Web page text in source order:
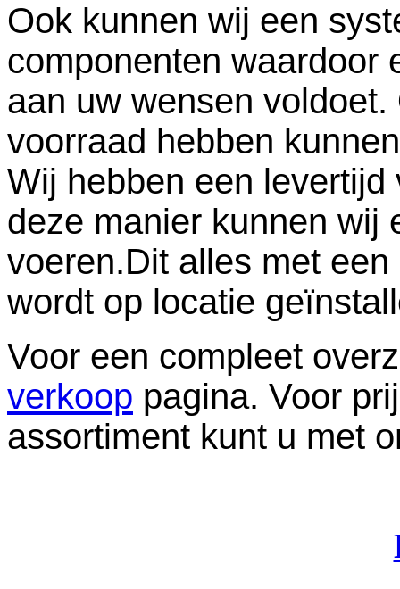
Ook kunnen wij een
componenten waardoor
aan uw wensen
voorraad hebben
Wij hebben een
deze manier kunnen wij
voeren.Dit alles met
wordt op locatie
Voor een compleet
verkoop pagina. Voor
assortiment kunt u met